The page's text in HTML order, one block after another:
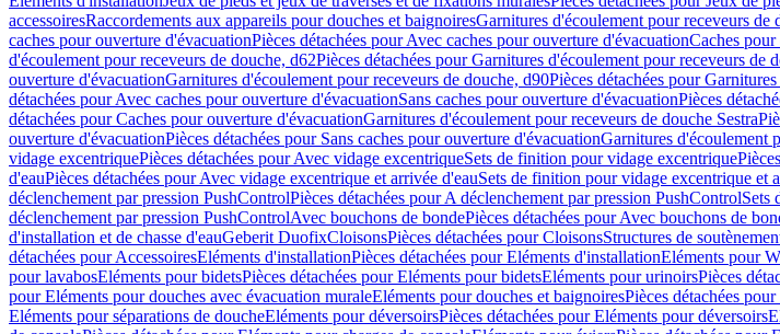
accessoiresRaccordements aux appareils pour douches et baignoiresGarnitures d'écoulement pour receveurs de
caches pour ouverture d'évacuationPièces détachées pour Avec caches pour ouverture d'évacuationCaches
d'écoulement pour receveurs de douche, d62Pièces détachées pour Garnitures d'écoulement pour receveurs de
ouverture d'évacuationGarnitures d'écoulement pour receveurs de douche, d90Pièces détachées pour
détachées pour Avec caches pour ouverture d'évacuationSans caches pour ouverture d'évacuationPièces
détachées pour Caches pour ouverture d'évacuationGarnitures d'écoulement pour receveurs de douche Sestra
ouverture d'évacuationPièces détachées pour Sans caches pour ouverture d'évacuationGarnitures d'écoulement
vidage excentriquePièces détachées pour Avec vidage excentriqueSets de finition pour vidage excentrique
d'eauPièces détachées pour Avec vidage excentrique et arrivée d'eauSets de finition pour vidage excentrique et
déclenchement par pression PushControlPièces détachées pour A déclenchement par pression PushControlSets
déclenchement par pression PushControlAvec bouchons de bondePièces détachées pour Avec bouchons de
d'installation et de chasse d'eauGeberit DuofixCloisonsPièces détachées pour CloisonsStructures de
détachées pour AccessoiresEléments d'installationPièces détachées pour Eléments d'installationEléments pour
pour lavabosEléments pour bidetsPièces détachées pour Eléments pour bidetsEléments pour urinoirsPièces
pour Eléments pour douches avec évacuation muraleEléments pour douches et baignoiresPièces détachées
Eléments pour séparations de doucheEléments pour déversoirsPièces détachées pour Eléments pour déversoirs